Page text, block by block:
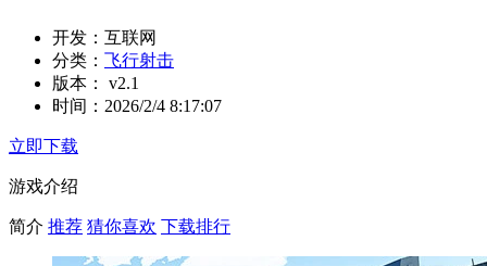
开发： 互联网
分类： 飞行射击
版本：
v2.1
时间： 2026/2/4 8:17:07
立即下载
游戏介绍
简介 推荐 猜你喜欢 下载排行